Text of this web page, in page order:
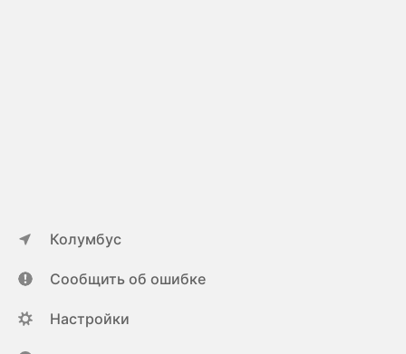
Колумбус
Сообщить об ошибке
Настройки